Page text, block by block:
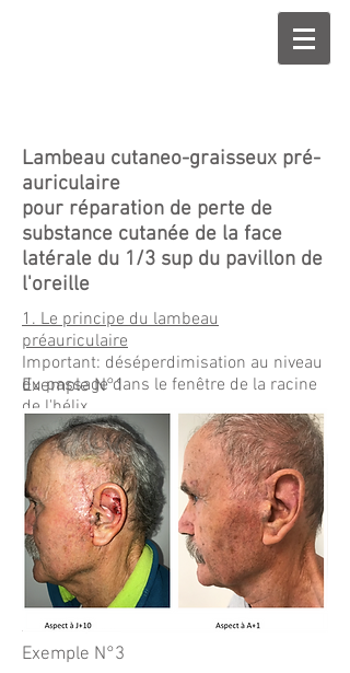
Lambeau cutaneo-graisseux pré-
auriculaire
pour réparation de perte de
substance cutanée de la face
latérale du 1/3 sup du pavillon de
l'oreille
1. Le principe du lambeau
préauriculaire
Important: déséperdimisation au niveau
du passage dans le fenêtre de la racine
de l'hélix
2. Exemples
Exemple N°1
Exemple N°3